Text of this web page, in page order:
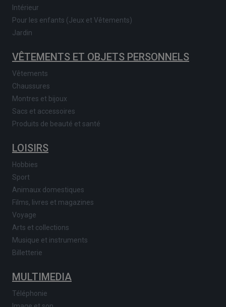
Intérieur
Pour les enfants (Jeux et Vêtements)
Jardin
VÊTEMENTS ET OBJETS PERSONNELS
Vêtements
Chaussures
Montres et bijoux
Sacs et accessoires
Produits de beauté et santé
LOISIRS
Hobbies
Sport
Animaux domestiques
Films, livres et magazines
Voyage
Arts et collections
Musique et instruments
Billetterie
MULTIMEDIA
Téléphonie